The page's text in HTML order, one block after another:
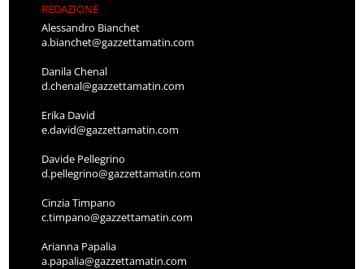
REDAZIONE
Alessandro Bianchet
a.bianchet@gazzettamatin.com
Danila Chenal
d.chenal@gazzettamatin.com
Erika David
e.david@gazzettamatin.com
Davide Pellegrino
d.pellegrino@gazzettamatin.com
Cinzia Timpano
c.timpano@gazzettamatin.com
Arianna Papalia
a.papalia@gazzettamatin.com